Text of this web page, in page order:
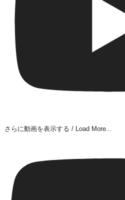
さらに動画を表示する / Load More...